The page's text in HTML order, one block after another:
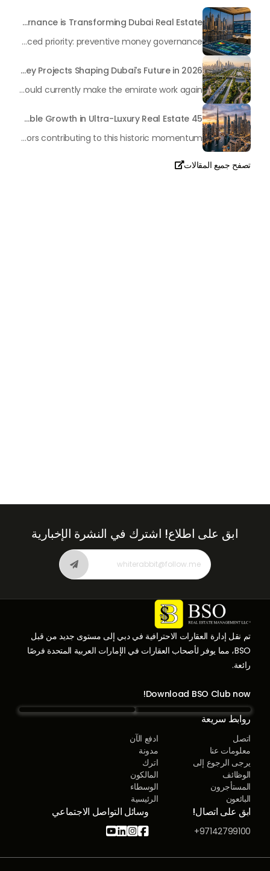
Beyond Maintenance: How Preventive Money Governance is Transforming Dubai Real Estate
In the rapidly changing milieu of Dubai's real estate sector, the year 2026 has triggered a substantial change in baggage handling practices. We have progressed beyond time when asset handling is simply a matter of "repairing leaks" or "accumulating bills". Currently, prudent businesses, builders and residents expect a more enhanced priority: preventive money governance.
Transforming the "Pearl of the World": 5 Key Projects Shaping Dubai's Future in 2026
Dubai has once again captivated a worldwide target audience with several groundbreaking mega-works that redefine the boundaries of engineering, sustainability and urban living. As we progress to May 2026, these ventures are evolving from bold ideas into concrete realities, cementing Dubai’s role as a worldwide leader in innovation and smart metropolitan development. From the depths of the ocean to the heights of the skyline, here's a complete examination of 5 massive projects that could currently make the emirate work again.
45 Days of Risen: An Analysis of Dubai’s Remarkable Growth in Ultra-Luxury Real Estate
The luxury real property market in Dubai is experiencing a remarkable upward push, strengthening its position as the leading worldwide hub for high-internet value investors. By the end of April 2026, the market has proven formidable resilience and growth, fueled by a blend of world-class infrastructure, strategic financial policies and a remarkable way of life worldwide Presented below is a complete analysis of the contemporary state of the ultra-luxury sector in Dubai, and the number one factors contributing to this historic momentum.
تصفح جميع المقالات
تم نقل إدارة العقارات الاحترافية في دبي إلى مستوى جديد من قبل
BSO، مما يوفر لأصحاب العقارات في الإمارات العربية المتحدة فرصًا
رائعة.
Download BSO Club now!
روابط سريعة
اتصل
ادفع الآن
معلومات عنا
مدونة
يرجى الرجوع إلى
اترك
الوظائف
المالكون
المستأجرون
الوسطاء
البائعون
الرئيسية
ابق على اتصال!
97142799100+
وسائل التواصل الاجتماعي




ابق على اطلاع! اشترك في النشرة الإخبارية